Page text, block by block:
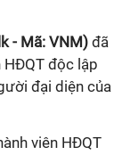
- Mã: VNM) đã
độc lập
đại diện của
viên HĐQT